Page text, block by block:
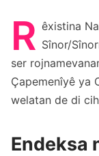
R êxistina
Sînor/
ser
Çapemenîyê ya
welatan de di
Endeksa